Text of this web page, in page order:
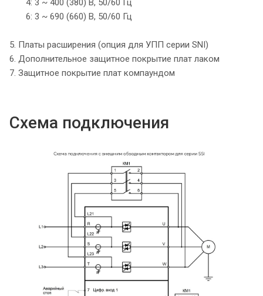
4: 3 ~ 400 (380) B, 50/60 Гц
6: 3 ~ 690 (660) B, 50/60 Гц
5. Платы расширения (опция для УПП серии SNI)
6. Дополнительное защитное покрытие плат лаком
7. Защитное покрытие плат компаундом
Схема подключения